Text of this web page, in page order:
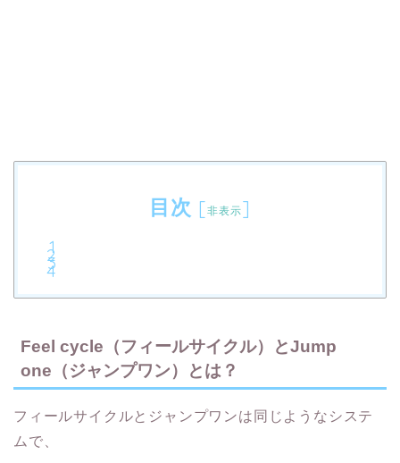
目次 [非表示]
Feel cycle（フィールサイクル）とJump
one（ジャンプワン）とは？
フィールサイクルとジャンプワンは同じようなシステ
ムで、